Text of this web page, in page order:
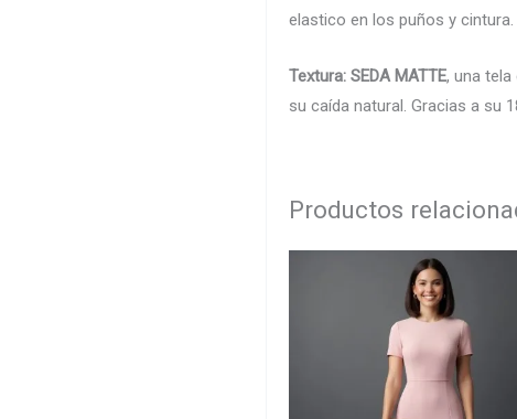
elastico en los puños y cintura.
Textura: SEDA MATTE, una
su caída natural. Gracias a su
Productos